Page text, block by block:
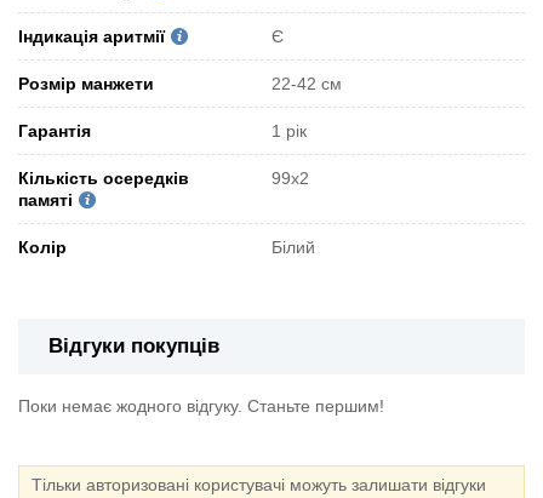
Індикація аритмії Є
Розмір манжети 22-42 см
Гарантія 1 рік
Кількість осередків
памяті
99х2
Колір Білий
Відгуки покупців
Поки немає жодного відгуку. Станьте першим!
Тільки авторизовані користувачі можуть залишати відгуки